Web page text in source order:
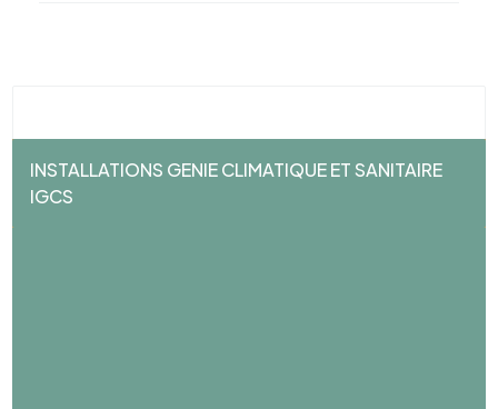
INSTALLATIONS GENIE CLIMATIQUE ET SANITAIRE
IGCS